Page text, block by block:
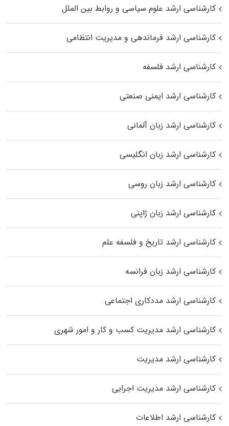
کارشناسی ارشد علوم سیاسی و روابط بین الملل
کارشناسی ارشد فرماندهی و مدیریت انتظامی
کارشناسی ارشد فلسفه
کارشناسی ارشد ایمنی صنعتی
کارشناسی ارشد زبان آلمانی
کارشناسی ارشد زبان انگلیسی
کارشناسی ارشد زبان روسی
کارشناسی ارشد زبان ژاپنی
کارشناسی ارشد تاریخ و فلسفه علم
کارشناسی ارشد زبان فرانسه
کارشناسی ارشد مددکاری اجتماعی
کارشناسی ارشد مدیریت کسب و کار و امور شهری
کارشناسی ارشد مدیریت
کارشناسی ارشد مدیریت اجرایی
کارشناسی ارشد اطلاعات